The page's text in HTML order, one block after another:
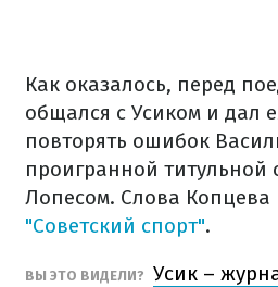
Как оказалось, перед
общался с Усиком и дал
повторять ошибок
проигранной титульной
Лопесом. Слова Копцева
"Советский спорт".
ВЫ ЭТО ВИДЕЛИ? Усик –